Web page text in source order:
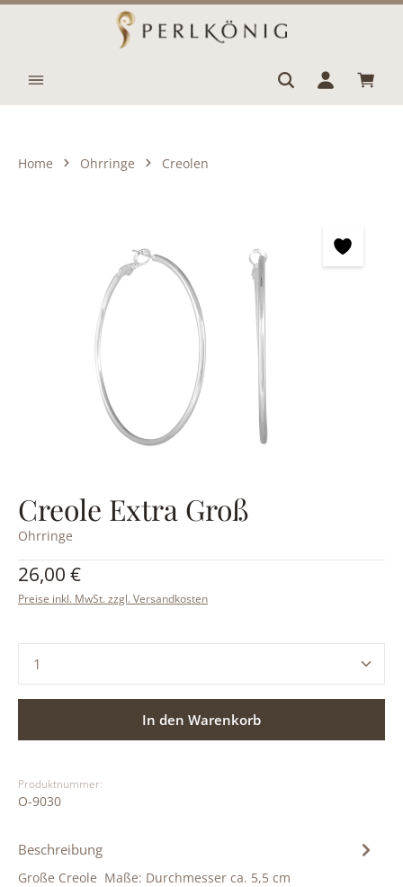
Zum Hauptinhalt springen
Home Ohrringe Creolen
Creole Extra Groß
Ohrringe
Regulärer Preis:
26,00 €
Preise inkl. MwSt. zzgl. Versandkosten
Produkt Anzahl: Gib den gewünschten Wert ein
In den Warenkorb
Produktnummer:
O-9030
Beschreibung
Große Creole Maße: Durchmesser ca. 5,5 cm